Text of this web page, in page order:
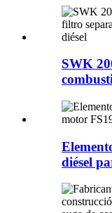
SWK
diésel